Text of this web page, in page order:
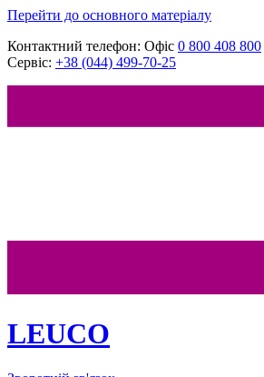
Перейти до основного матеріалу
Контактний телефон: Офіс ‎0 800 408 800
Сервіс: +38 (044) 499-70-25
LEUCO